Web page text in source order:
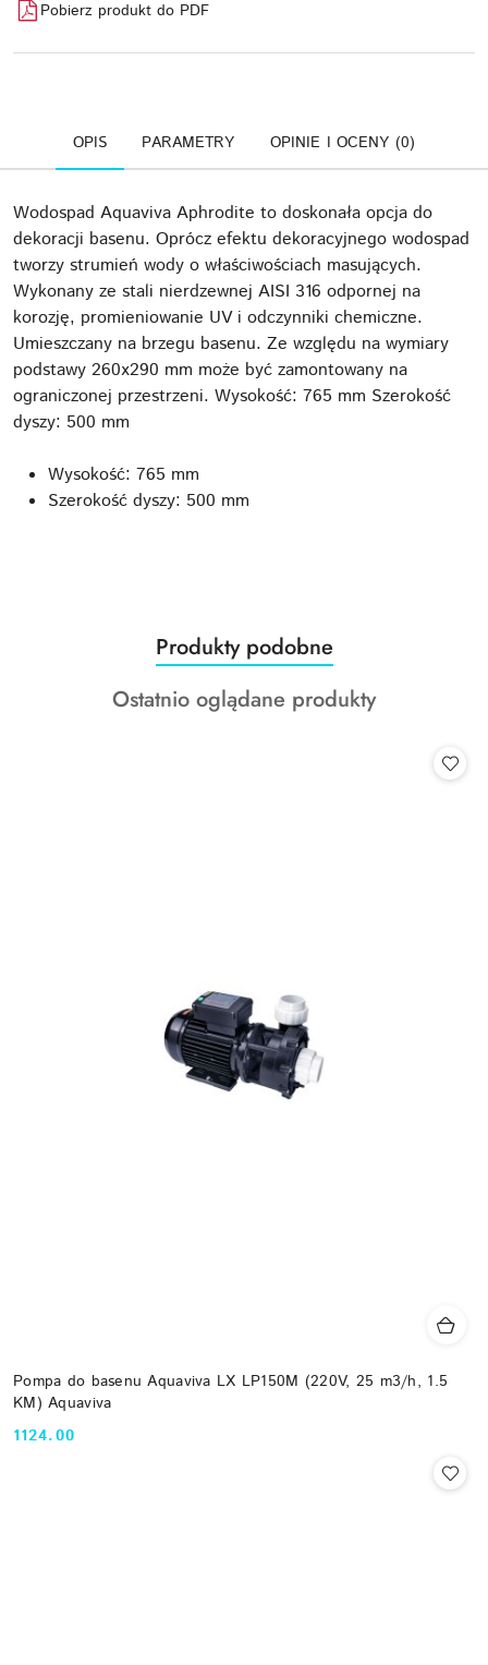
Pobierz produkt do PDF
OPIS PARAMETRY OPINIE I OCENY (0)
Wodospad Aquaviva Aphrodite to doskonała opcja do
dekoracji basenu. Oprócz efektu dekoracyjnego wodospad
tworzy strumień wody o właściwościach masujących.
Wykonany ze stali nierdzewnej AISI 316 odpornej na
korozję, promieniowanie UV i odczynniki chemiczne.
Umieszczany na brzegu basenu. Ze względu na wymiary
podstawy 260x290 mm może być zamontowany na
ograniczonej przestrzeni. Wysokość: 765 mm Szerokość
dyszy: 500 mm
Wysokość: 765 mm
Szerokość dyszy: 500 mm
Pomiń karuzelę produktów
Produkty
o
statusie:
Produkty podobne
Produkty
Ostatnio oglądane produkty
Pompa do basenu Aquaviva LX LP150M (220V, 25 m3/h, 1.5
KM) Aquaviva
Cena:
1124.00